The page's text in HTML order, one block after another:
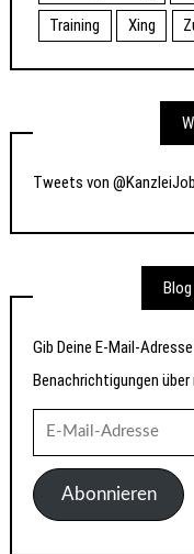
Training
Xing
Tweets von @KanzleiJob
Gib Deine E-Mail-
Benachrichtigungen
Mail-
AdresseAbonnieren